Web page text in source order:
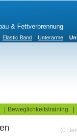
& Fettverbrennung
Elastic Band Unterarme
Beweglichkeitstraining
(0